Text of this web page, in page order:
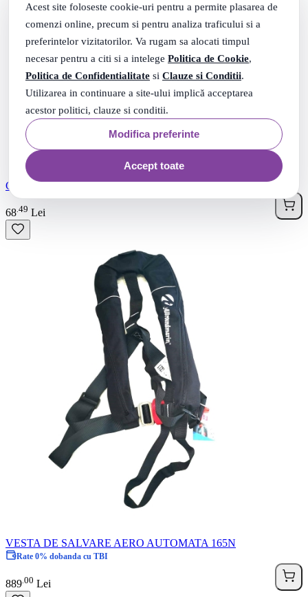
Acest site foloseste cookie-uri pentru a permite plasarea de
comenzi online, precum si pentru analiza traficului si a
preferintelor vizitatorilor. Va rugam sa alocati timpul
necesar pentru a citi si a intelege Politica de Cookie,
Politica de Confidentialitate si Clauze si Conditii.
Utilizarea in continuare a site-ului implică acceptarea
acestor politici, clauze si conditii.
Modifica preferinte
Accept toate
CUREA PIELE NEAGRA 50MM
68 49 Lei
VESTA DE SALVARE AERO AUTOMATA 165N
Rate 0% dobanda cu TBI
889 00 Lei